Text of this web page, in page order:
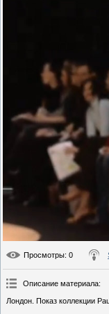
Просмотры: 0
Описание материала:
Лондон. Показ коллекции